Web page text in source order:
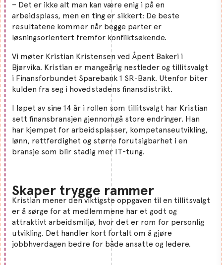
– Det er ikke alt man kan være enig i på en
arbeidsplass, men en ting er sikkert: De beste
resultatene kommer når begge parter er
løsningsorientert fremfor konfliktsøkende.
Vi møter Kristian Kristensen ved Åpent Bakeri i
Bjørvika. Kristian er mangeårig nestleder og tillitsvalgt
i Finansforbundet Sparebank 1 SR-Bank. Utenfor biter
kulden fra seg i hovedstadens finansdistrikt.
I løpet av sine 14 år i rollen som tillitsvalgt har Kristian
sett finansbransjen gjennomgå store endringer. Han
har kjempet for arbeidsplasser, kompetanseutvikling,
lønn, rettferdighet og større forutsigbarhet i en
bransje som blir stadig mer IT-tung.
Skaper trygge rammer
Kristian mener den viktigste oppgaven til en tillitsvalgt
er å sørge for at medlemmene har et godt og
attraktivt arbeidsmiljø, hvor det er rom for personlig
utvikling. Det handler kort fortalt om å gjøre
jobbhverdagen bedre for både ansatte og ledere.